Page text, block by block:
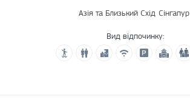
Азія та Близький Схід Сінгапур
Вид відпочинку: